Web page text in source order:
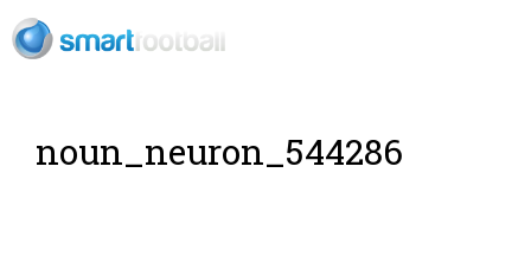
noun_neuron_544286